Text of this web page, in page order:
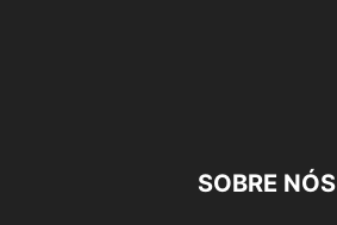
SOBRE NÓS